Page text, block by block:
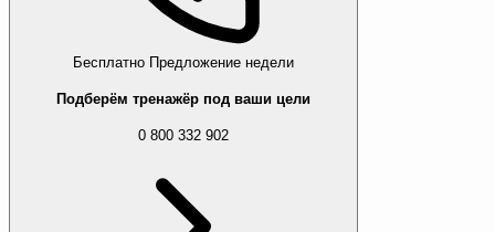
Бесплатно Предложение недели
Подберём тренажёр под ваши цели
0 800 332 902